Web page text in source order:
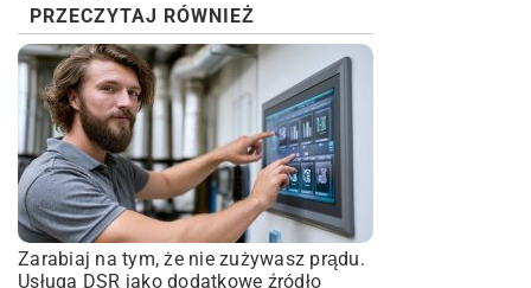
PRZECZYTAJ RÓWNIEŻ
Zarabiaj na tym, że nie zużywasz prądu.
Usługa DSR jako dodatkowe źródło